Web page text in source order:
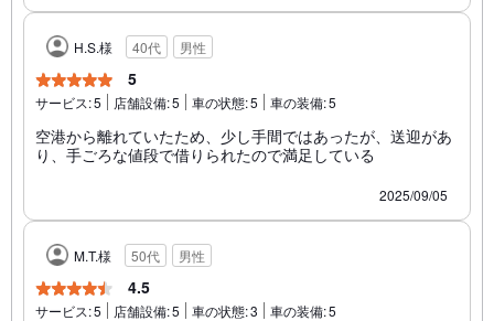
H.S.様 40代 男性
5
サービス:5 店舗設備:5 車の状態:5 車の装備:5
空港から離れていたため、少し手間ではあったが、送迎があ
り、手ごろな値段で借りられたので満足している
2025/09/05
M.T.様 50代 男性
4.5
サービス:5 店舗設備:5 車の状態:3 車の装備:5